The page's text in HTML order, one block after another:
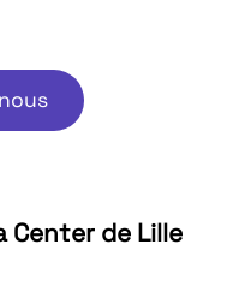
Center de Lille